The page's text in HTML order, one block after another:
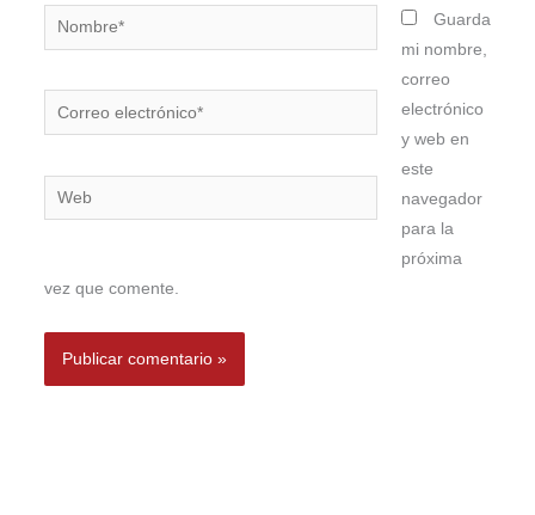
Nombre*
Correo
electrónico*
Web
Guarda
mi nombre,
correo
electrónico
y web en
este
navegador
para la
próxima
vez que comente.